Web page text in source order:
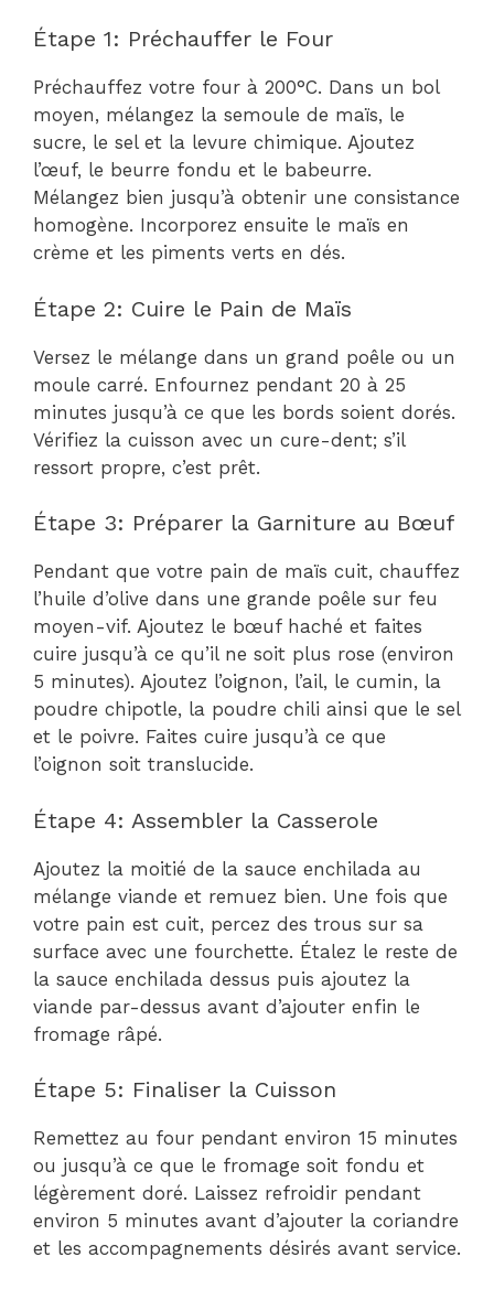
Étape 1: Préchauffer le Four
Préchauffez votre four à 200°C. Dans un bol
moyen, mélangez la semoule de maïs, le
sucre, le sel et la levure chimique. Ajoutez
l’œuf, le beurre fondu et le babeurre.
Mélangez bien jusqu’à obtenir une consistance
homogène. Incorporez ensuite le maïs en
crème et les piments verts en dés.
Étape 2: Cuire le Pain de Maïs
Versez le mélange dans un grand poêle ou un
moule carré. Enfournez pendant 20 à 25
minutes jusqu’à ce que les bords soient dorés.
Vérifiez la cuisson avec un cure-dent; s’il
ressort propre, c’est prêt.
Étape 3: Préparer la Garniture au Bœuf
Pendant que votre pain de maïs cuit, chauffez
l’huile d’olive dans une grande poêle sur feu
moyen-vif. Ajoutez le bœuf haché et faites
cuire jusqu’à ce qu’il ne soit plus rose (environ
5 minutes). Ajoutez l’oignon, l’ail, le cumin, la
poudre chipotle, la poudre chili ainsi que le sel
et le poivre. Faites cuire jusqu’à ce que
l’oignon soit translucide.
Étape 4: Assembler la Casserole
Ajoutez la moitié de la sauce enchilada au
mélange viande et remuez bien. Une fois que
votre pain est cuit, percez des trous sur sa
surface avec une fourchette. Étalez le reste de
la sauce enchilada dessus puis ajoutez la
viande par-dessus avant d’ajouter enfin le
fromage râpé.
Étape 5: Finaliser la Cuisson
Remettez au four pendant environ 15 minutes
ou jusqu’à ce que le fromage soit fondu et
légèrement doré. Laissez refroidir pendant
environ 5 minutes avant d’ajouter la coriandre
et les accompagnements désirés avant service.